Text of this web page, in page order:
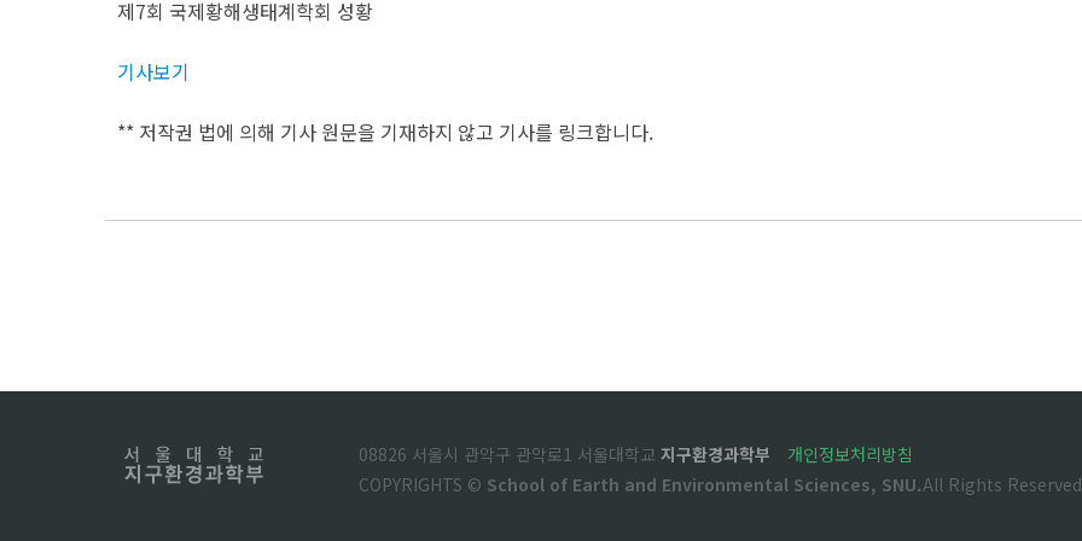
제7회 국제황해생태계학회 성황
기사보기
** 저작권 법에 의해 기사 원문을 기재하지 않고 기사를 링크합니다.
08826 서울시 관악구 관악로1 서울대학교 지구환경과학부
개인정보처리방침
COPYRIGHTS © School of Earth and Environmental Sciences, SNU.All Rights